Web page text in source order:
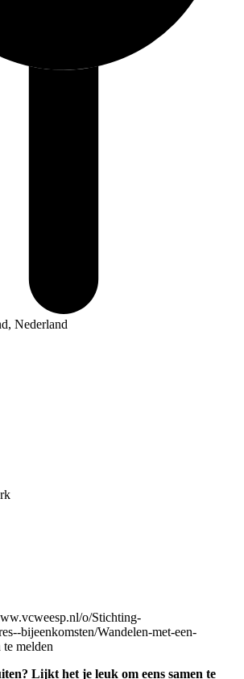
Nederland
o/Stichting-
bijeenkomsten/Wandelen-met-een-
melden
Lijkt het je leuk om eens samen te